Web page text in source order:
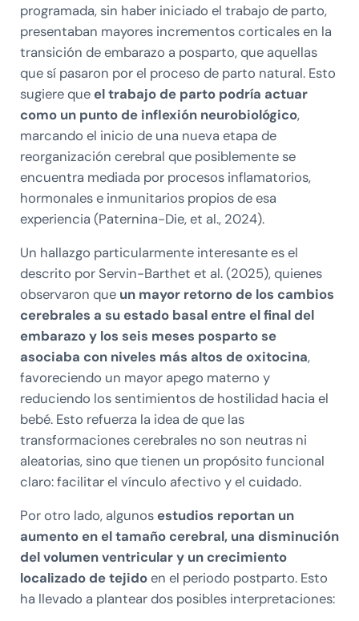
programada, sin haber iniciado el trabajo de parto,
presentaban mayores incrementos corticales en la
transición de embarazo a posparto, que aquellas
que sí pasaron por el proceso de parto natural. Esto
sugiere que el trabajo de parto podría actuar
como un punto de inflexión neurobiológico,
marcando el inicio de una nueva etapa de
reorganización cerebral que posiblemente se
encuentra mediada por procesos inflamatorios,
hormonales e inmunitarios propios de esa
experiencia (Paternina-Die, et al., 2024).
Un hallazgo particularmente interesante es el
descrito por Servin-Barthet et al. (2025), quienes
observaron que un mayor retorno de los cambios
cerebrales a su estado basal entre el final del
embarazo y los seis meses posparto se
asociaba con niveles más altos de oxitocina,
favoreciendo un mayor apego materno y
reduciendo los sentimientos de hostilidad hacia el
bebé. Esto refuerza la idea de que las
transformaciones cerebrales no son neutras ni
aleatorias, sino que tienen un propósito funcional
claro: facilitar el vínculo afectivo y el cuidado.
Por otro lado, algunos estudios reportan un
aumento en el tamaño cerebral, una disminución
del volumen ventricular y un crecimiento
localizado de tejidoen el periodo postparto. Esto
ha llevado a plantear dos posibles interpretaciones: